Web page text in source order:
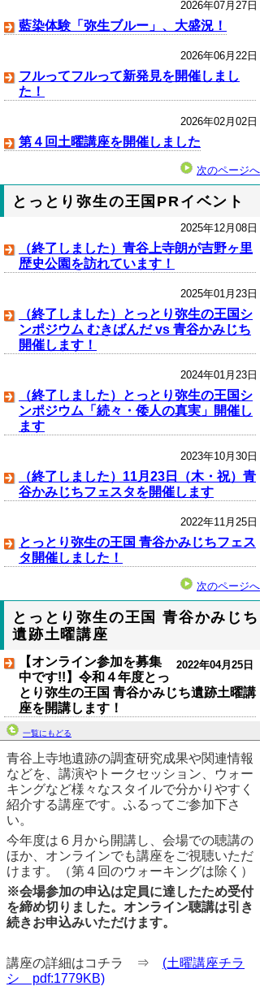
2026年07月27日
藍染体験「弥生ブルー」、大盛況！
2026年06月22日
フルってフルって新発見を開催しまし
た！
2026年02月02日
第４回土曜講座を開催しました
次のページへ
とっとり弥生の王国PRイベント
2025年12月08日
（終了しました）青谷上寺朗が吉野ヶ里
歴史公園を訪れています！
2025年01月23日
（終了しました）とっとり弥生の王国シ
ンポジウム むきばんだ vs 青谷かみじち
開催します！
2024年01月23日
（終了しました）とっとり弥生の王国シ
ンポジウム「続々・倭人の真実」開催し
ます
2023年10月30日
（終了しました）11月23日（木・祝）青
谷かみじちフェスタを開催します
2022年11月25日
とっとり弥生の王国 青谷かみじちフェス
タ開催しました！
次のページへ
とっとり弥生の王国 青谷かみじち
遺跡土曜講座
2022年04月25日
【オンライン参加を募集
中です!!】令和４年度とっ
とり弥生の王国 青谷かみじち遺跡土曜講
座を開講します！
一覧にもどる
青谷上寺地遺跡の調査研究成果や関連情報
などを、講演やトークセッション、ウォー
キングなど様々なスタイルで分かりやすく
紹介する講座です。ふるってご参加下さ
い。
今年度は６月から開講し、会場での聴講の
ほか、オンラインでも講座をご視聴いただ
けます。（第４回のウォーキングは除く）
※会場参加の申込は定員に達したため受付
を締め切りました。オンライン聴講は引き
続きお申込みいただけます。
講座の詳細はコチラ ⇒ (土曜講座チラ
シ pdf:1779KB)